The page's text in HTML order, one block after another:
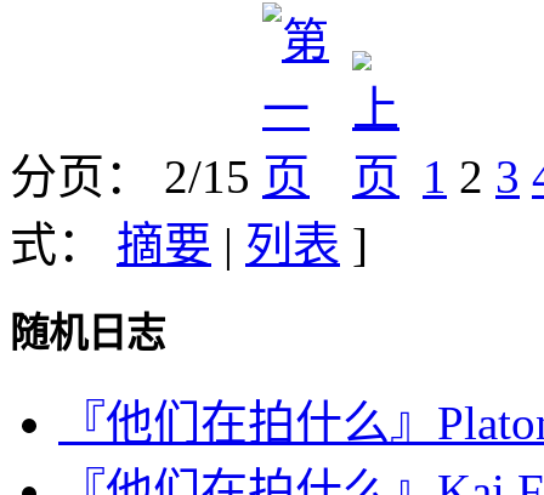
分页： 2/15 1 2 3
式： 摘要 | 列表 ]
随机日志
『他们在拍什么』